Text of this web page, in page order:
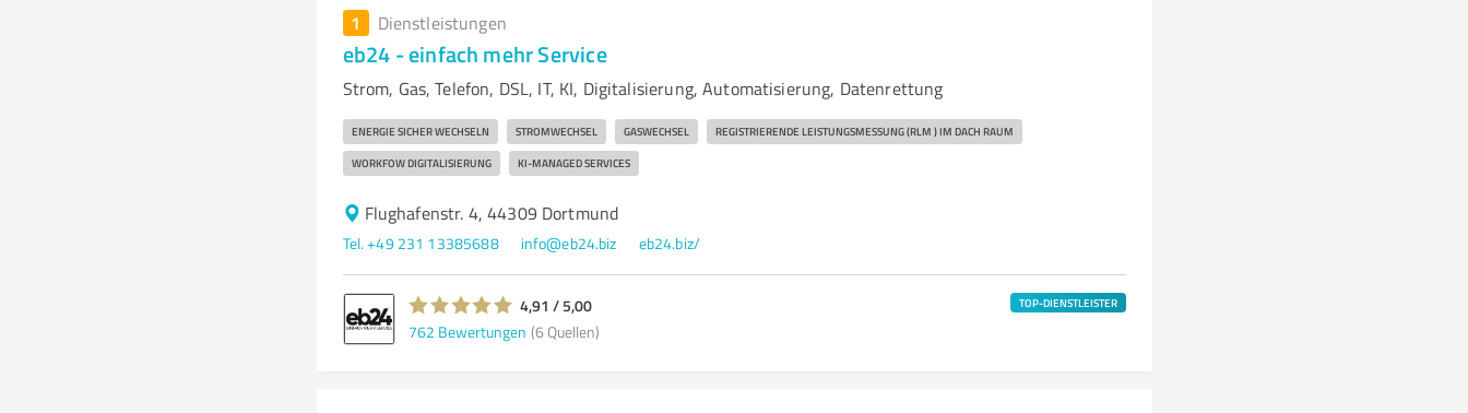
1 Dienstleistungen
eb24 - einfach mehr Service
Strom, Gas, Telefon, DSL, IT, KI, Digitalisierung, Automatisierung, Datenrettung
ENERGIE SICHER WECHSELN STROMWECHSEL GASWECHSEL REGISTRIERENDE LEISTUNGSMESSUNG (RLM ) IM DACH RAUM
WORKFOW DIGITALISIERUNG KI-MANAGED SERVICES
Flughafenstr. 4, 44309 Dortmund
Tel. +49 231 13385688 info@eb24.biz eb24.biz/
4,91 / 5,00
762 Bewertungen (6 Quellen)
TOP-DIENSTLEISTER